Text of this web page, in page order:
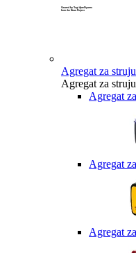
Created by Yogi Aprelliyanto
from the Noun Project
Agregat za
Agregat za
Agregat
Agregat
Agregat